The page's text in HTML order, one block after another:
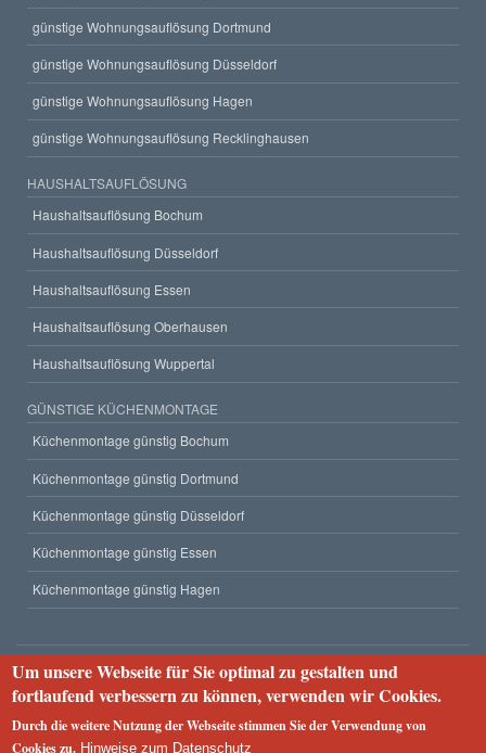
günstige Wohnungsauflösung Dortmund
günstige Wohnungsauflösung Düsseldorf
günstige Wohnungsauflösung Hagen
günstige Wohnungsauflösung Recklinghausen
HAUSHALTSAUFLÖSUNG
Haushaltsauflösung Bochum
Haushaltsauflösung Düsseldorf
Haushaltsauflösung Essen
Haushaltsauflösung Oberhausen
Haushaltsauflösung Wuppertal
GÜNSTIGE KÜCHENMONTAGE
Küchenmontage günstig Bochum
Küchenmontage günstig Dortmund
Küchenmontage günstig Düsseldorf
Küchenmontage günstig Essen
Küchenmontage günstig Hagen
Unternehmen
Impressum Datenschutzerklärung Webseiten-Struktur
2023 © Rümpel Service 24
Um unsere Webseite für Sie optimal zu gestalten und
fortlaufend verbessern zu können, verwenden wir Cookies.
Durch die weitere Nutzung der Webseite stimmen Sie der Verwendung von
Cookies zu. Hinweise zum Datenschutz